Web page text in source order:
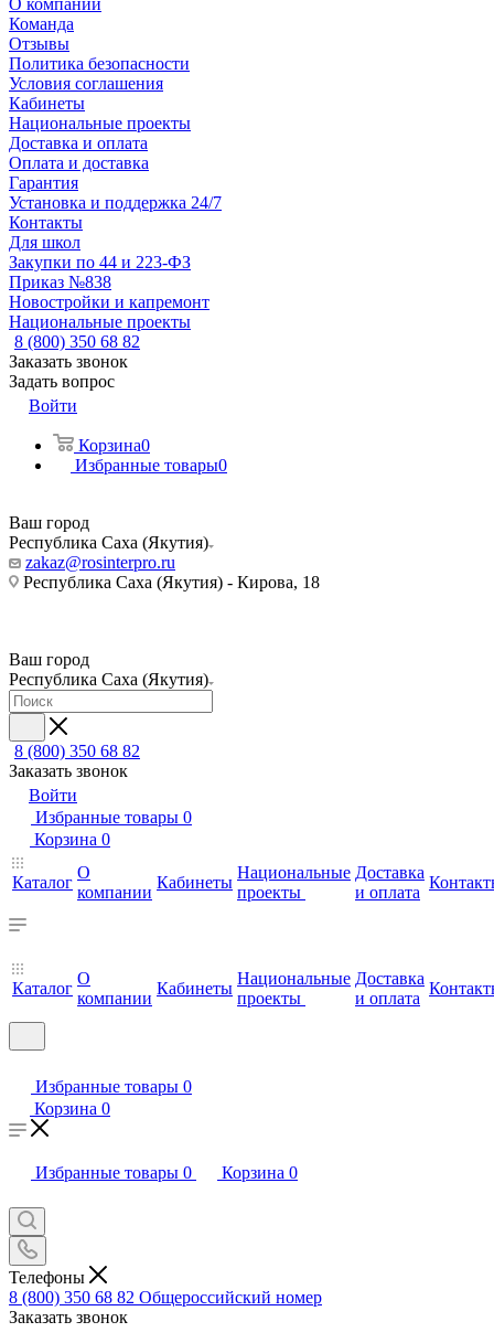
О компании
Команда
Отзывы
Политика безопасности
Условия соглашения
Кабинеты
Национальные проекты
Доставка и оплата
Оплата и доставка
Гарантия
Установка и поддержка 24/7
Контакты
Для школ
Закупки по 44 и 223-ФЗ
Приказ №838
Новостройки и капремонт
Национальные проекты
8 (800) 350 68 82
Заказать звонок
Задать вопрос
Войти
Корзина0
Избранные товары0
Ваш город
Республика Саха (Якутия)
zakaz@rosinterpro.ru
Республика Саха (Якутия) - Кирова, 18
Ваш город
Республика Саха (Якутия)
8 (800) 350 68 82
Заказать звонок
Войти
Избранные товары 0
Корзина 0
Каталог
О
компании
Кабинеты
Национальные
проекты
Доставка
и оплата
Каталог
О
компании
Кабинеты
Национальные
проекты
Доставка
и оплата
Избранные товары 0
Корзина 0
Избранные товары 0 Корзина 0
Телефоны
8 (800) 350 68 82 Общероссийский номер
Заказать звонок